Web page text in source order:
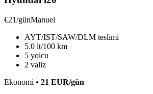
€21/günManuel
AYT/IST/SAW/DLM teslimi
5.0 lt/100 km
5 yolcu
2 valiz
Ekonomi • 21 EUR/gün